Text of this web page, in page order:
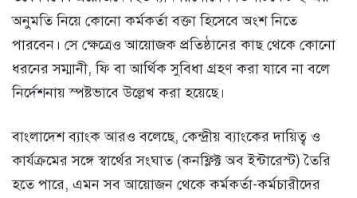
অনুমতি নিয়ে কোনো কর্মকর্তা বক্তা হিসেবে অংশ নিতে
পারবেন। সে ক্ষেত্রেও আয়োজক প্রতিষ্ঠানের কাছ থেকে কোনো
ধরনের সম্মানী, ফি বা আর্থিক সুবিধা গ্রহণ করা যাবে না বলে
নির্দেশনায় স্পষ্টভাবে উল্লেখ করা হয়েছে।
বাংলাদেশ ব্যাংক আরও বলেছে, কেন্দ্রীয় ব্যাংকের দায়িত্ব ও
কার্যক্রমের সঙ্গে স্বার্থের সংঘাত (কনফ্লিক্ট অব ইন্টারেস্ট) তৈরি
হতে পারে, এমন সব আয়োজন থেকে কর্মকর্তা-কর্মচারীদের